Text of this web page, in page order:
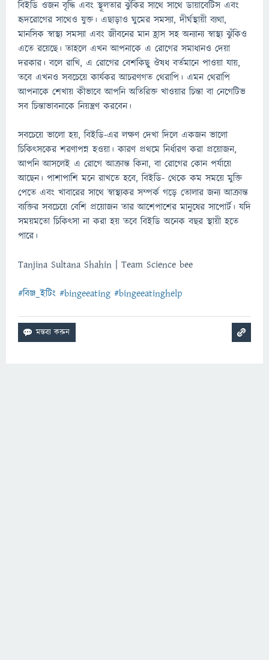
বিইডি ওজন বৃদ্ধি এবং স্থূলতার ঝুঁকির সাথে সাথে ডায়াবেটিস এবং
হৃদরোগের সাথেও যুক্ত। এছাড়াও ঘুমের সমস্যা, দীর্ঘস্থায়ী ব্যথা,
মানসিক স্বাস্থ্য সমস্যা এবং জীবনের মান হ্রাস সহ অন্যান্য স্বাস্থ্য ঝুঁকিও
এতে রয়েছে। তাহলে এখন আপনাকে এ রোগের সমাধানও দেয়া
দরকার। বলে রাখি, এ রোগের বেশকিছু ঔষধ বর্তমানে পাওয়া যায়,
তবে এখনও সবচেয়ে কার্যকর আচরণগত থেরাপি। এমন থেরাপি
আপনাকে শেখায় কীভাবে আপনি অতিরিক্ত খাওয়ার চিন্তা বা নেগেটিভ
সব চিন্তাভাবনাকে নিয়ন্ত্রণ করবেন।
সবচেয়ে ভালো হয়, বিইডি-এর লক্ষণ দেখা দিলে একজন ভালো
চিকিৎসকের শরণাপন্ন হওয়া। কারণ প্রথমে নির্ধারণ করা প্রয়োজন,
আপনি আসলেই এ রোগে আক্রান্ত কিনা, বা রোগের কোন পর্যায়ে
আছেন। পাশাপাশি মনে রাখতে হবে, বিইডি- থেকে কম সময়ে মুক্তি
পেতে এবং খাবারের সাথে স্বাস্থ্যকর সম্পর্ক গড়ে তোলার জন্য আক্রান্ত
ব্যক্তির সবচেয়ে বেশি প্রয়োজন তার আশেপাশের মানুষের সাপোর্ট। যদি
সময়মতো চিকিৎসা না করা হয় তবে বিইডি অনেক বছর স্থায়ী হতে
পারে।
Tanjina Sultana Shahin | Team Science bee
#বিঞ্জ_ইটিং #bingeeating #bingeeatinghelp